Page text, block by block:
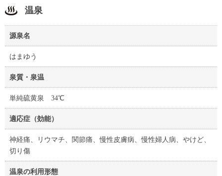
温泉
源泉名
はまゆう
泉質・泉温
単純硫黄泉 34℃
適応症（効能）
神経痛、リウマチ、関節痛、慢性皮膚病、慢性婦人病、やけど、
切り傷
温泉の利用形態